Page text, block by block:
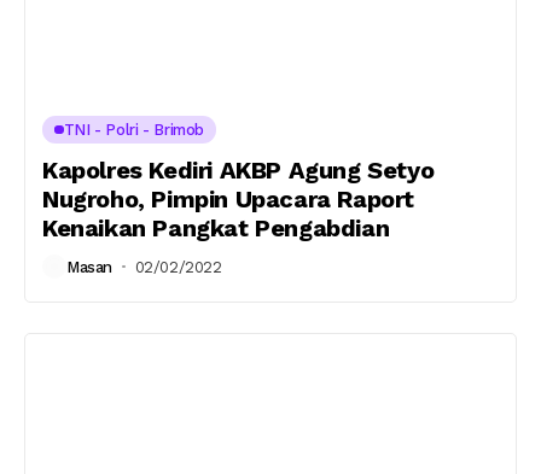
TNI - Polri - Brimob
Kapolres Kediri AKBP Agung Setyo
Nugroho, Pimpin Upacara Raport
Kenaikan Pangkat Pengabdian
Masan 02/02/2022